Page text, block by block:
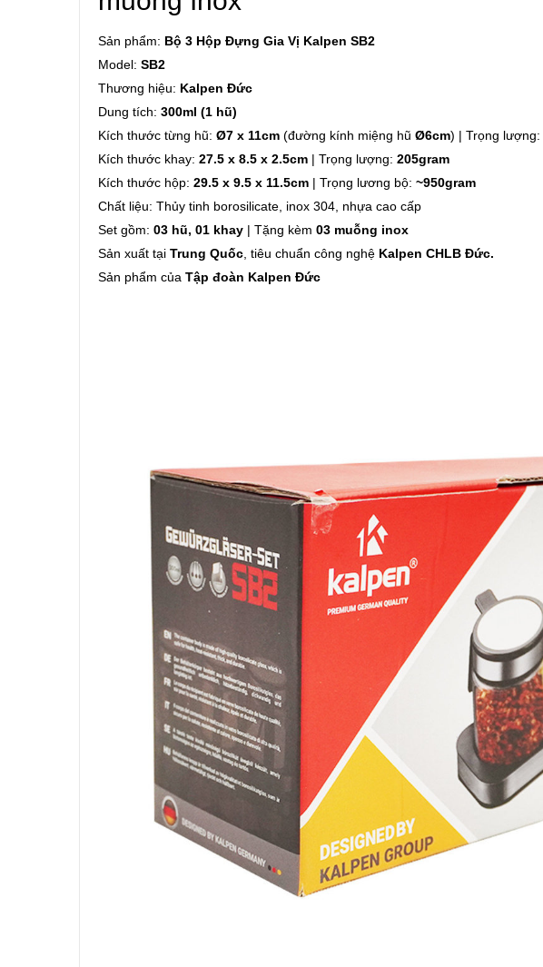
Sản phẩm: Bộ 3 Hộp Đựng Gia Vị Kalpen SB2
Model: SB2
Thương hiệu: Kalpen Đức
Dung tích: 300ml (1 hũ)
Kích thước từng hũ: Ø7 x 11cm (đường kính miệng hũ Ø6cm) | Trọng lượng:
Kích thước khay: 27.5 x 8.5 x 2.5cm | Trọng lượng: 205gram
Kích thước hộp: 29.5 x 9.5 x 11.5cm | Trọng lương bộ: ~950gram
Chất liệu: Thủy tinh borosilicate, inox 304, nhựa cao cấp
Set gồm: 03 hũ, 01 khay | Tặng kèm 03 muỗng inox
Sản xuất tại Trung Quốc , tiêu chuẩn công nghệ Kalpen CHLB Đức.
Sản phẩm của Tập đoàn Kalpen Đức